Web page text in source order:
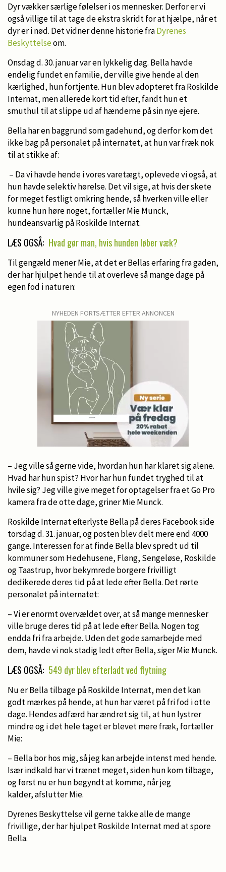
Dyr vækker særlige følelser i os mennesker. Derfor er vi
også villige til at tage de ekstra skridt for at hjælpe, når et
dyr er i nød. Det vidner denne historie fraDyrenes
Beskyttelseom.
Onsdag d. 30. januar var en lykkelig dag. Bella havde
endelig fundet en familie, der ville give hende al den
kærlighed, hun fortjente. Hun blev adopteret fra Roskilde
Internat, men allerede kort tid efter, fandt hun et
smuthul til at slippe ud af hænderne på sin nye ejere.
Bella har en baggrund som gadehund, og derfor kom det
ikke bag på personalet på internatet, at hun var fræk nok
til at stikke af:
– Da vi havde hende i vores varetægt, oplevede vi også, at
hun havde selektiv hørelse. Det vil sige, at hvis der skete
for meget festligt omkring hende, så hverken ville eller
kunne hun høre noget, fortæller Mie Munck,
hundeansvarlig på Roskilde Internat.
LÆS OGSÅ: Hvad gør man, hvis hunden løber væk?
Til gengæld mener Mie, at det er Bellas erfaring fra gaden,
der har hjulpet hende til at overleve så mange dage på
egen fod i naturen:
NYHEDEN FORTSÆTTER EFTER ANNONCEN
– Jeg ville så gerne vide, hvordan hun har klaret sig alene.
Hvad har hun spist? Hvor har hun fundet tryghed til at
hvile sig? Jeg ville give meget for optagelser fra et Go Pro
kamera fra de otte dage, griner Mie Munck.
Roskilde Internat efterlyste Bella på deres Facebook side
torsdag d. 31. januar, og posten blev delt mere end 4000
gange. Interessen for at finde Bella blev spredt ud til
kommuner som Hedehusene, Fløng, Sengeløse, Roskilde
og Taastrup, hvor bekymrede borgere frivilligt
dedikerede deres tid på at lede efter Bella. Det rørte
personalet på internatet:
– Vi er enormt overvældet over, at så mange mennesker
ville bruge deres tid på at lede efter Bella. Nogen tog
endda fri fra arbejde. Uden det gode samarbejde med
dem, havde vi nok stadig ledt efter Bella, siger Mie Munck.
LÆS OGSÅ: 549 dyr blev efterladt ved flytning
Nu er Bella tilbage på Roskilde Internat, men det kan
godt mærkes på hende, at hun har været på fri fod i otte
dage. Hendes adfærd har ændret sig til, at hun lystrer
mindre og i det hele taget er blevet mere fræk, fortæller
Mie:
– Bella bor hos mig, så jeg kan arbejde intenst med hende.
Især indkald har vi trænet meget, siden hun kom tilbage,
og først nu er hun begyndt at komme, når jeg
kalder, afslutter Mie.
Dyrenes Beskyttelse vil gerne takke alle de mange
frivillige, der har hjulpet Roskilde Internat med at spore
Bella.